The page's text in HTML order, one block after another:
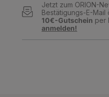
Jetzt zum ORION-
Bestätigungs-E-
10€-Gutschein per
anmelden!